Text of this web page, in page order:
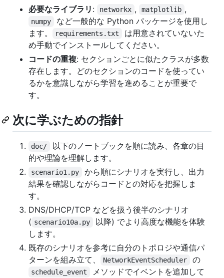
必要なライブラリ : networkx , matplotlib ,
numpy
など一般的な Python パッケージを使用し
ます。
requirements.txt
は用意されていないた
め手動でインストールしてください。
コードの重複: セクションごとに似たクラスが多数
存在します。どのセクションのコードを使ってい
るかを意識しながら学習を進めることが重要で
す。
次に学ぶための指針
doc/
以下のノートブックを順に読み、各章の目
的や理論を理解します。
scenario1.py
から順にシナリオを実行し、出力
結果を確認しながらコードとの対応を把握しま
す。
DNS/DHCP/TCP などを扱う後半のシナリオ
( scenario10a.py
以降) でより高度な機能を体験
します。
既存のシナリオを参考に自分のトポロジや通信パ
ターンを組み立て、
NetworkEventScheduler の
schedule_event
メソッドでイベントを追加して